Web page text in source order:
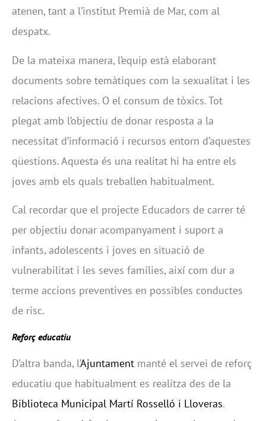
atenen, tant a l’institut Premià de Mar, com al
despatx.
De la mateixa manera, l’equip està elaborant
documents sobre temàtiques com la sexualitat i les
relacions afectives. O el consum de tòxics. Tot
plegat amb l’objectiu de donar resposta a la
necessitat d’informació i recursos entorn d’aquestes
qüestions. Aquesta és una realitat hi ha entre els
joves amb els quals treballen habitualment.
Cal recordar que el projecte Educadors de carrer té
per objectiu donar acompanyament i suport a
infants, adolescents i joves en situació de
vulnerabilitat i les seves famílies, així com dur a
terme accions preventives en possibles conductes
de risc.
Reforç educatiu
D’altra banda, l’Ajuntament manté el servei de reforç
educatiu que habitualment es realitza des de la
Biblioteca Municipal Martí Rosselló i Lloveras.